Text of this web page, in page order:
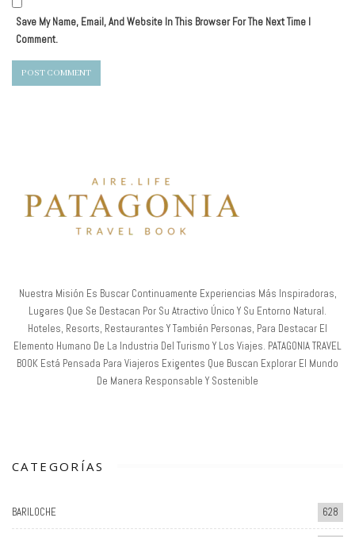
Save My Name, Email, And Website In This Browser For The Next Time I
Comment.
Nuestra Misión Es Buscar Continuamente Experiencias Más Inspiradoras,
Lugares Que Se Destacan Por Su Atractivo Único Y Su Entorno Natural.
Hoteles, Resorts, Restaurantes Y También Personas, Para Destacar El
Elemento Humano De La Industria Del Turismo Y Los Viajes. PATAGONIA TRAVEL
BOOK Está Pensada Para Viajeros Exigentes Que Buscan Explorar El Mundo
De Manera Responsable Y Sostenible
CATEGORÍAS
BARILOCHE 628